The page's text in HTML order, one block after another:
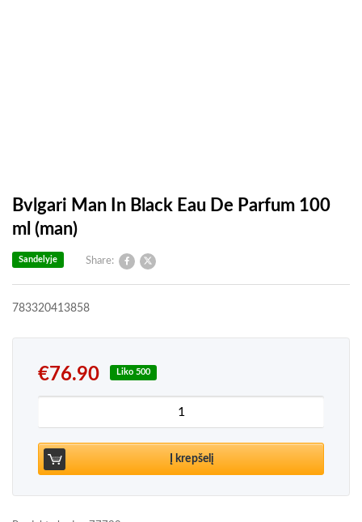
Bvlgari Man In Black Eau De Parfum 100
ml (man)
Share:
Sandelyje
783320413858
€76.90 Liko 500
produkto kiekis: Bvlgari Man In Black Eau De
Į krepšelį